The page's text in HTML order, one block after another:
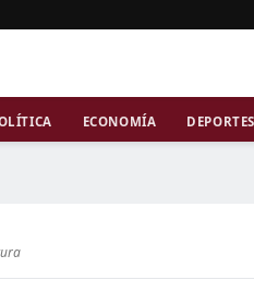
ECONOMÍA DEPORTES